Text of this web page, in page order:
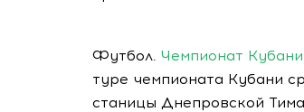
Футбол. Чемпионат
туре чемпионата Кубани
станицы Днепровской